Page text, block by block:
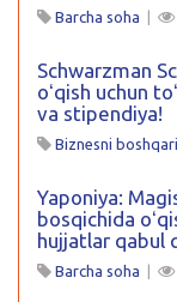
Barcha soha
Schwarzman
oʻqish uchun
va stipendiya!
Biznesni
Yaponiya:
bosqichida
hujjatlar qabul
Barcha soha